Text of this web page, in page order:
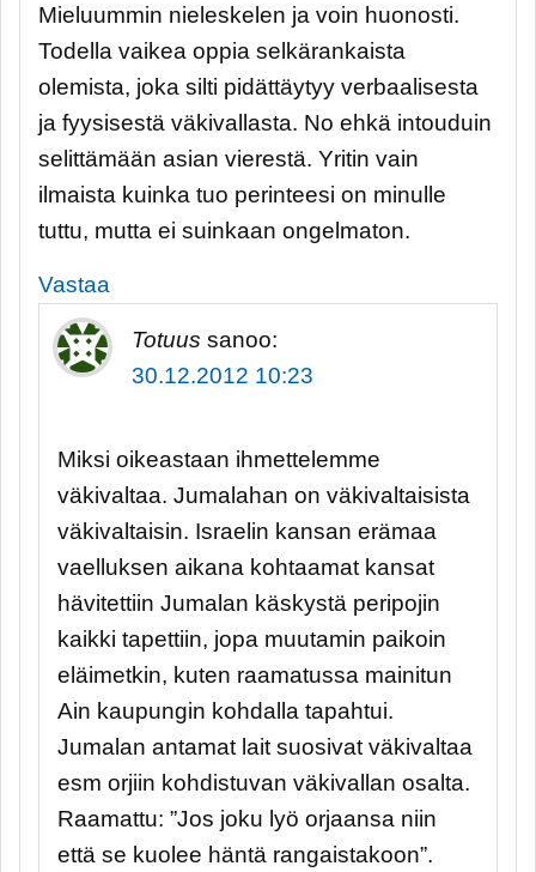
Mieluummin nieleskelen ja voin huonosti.
Todella vaikea oppia selkärankaista
olemista, joka silti pidättäytyy verbaalisesta
ja fyysisestä väkivallasta. No ehkä intouduin
selittämään asian vierestä. Yritin vain
ilmaista kuinka tuo perinteesi on minulle
tuttu, mutta ei suinkaan ongelmaton.
Vastaa
Totuus sanoo:
30.12.2012 10:23
Miksi oikeastaan ihmettelemme
väkivaltaa. Jumalahan on väkivaltaisista
väkivaltaisin. Israelin kansan erämaa
vaelluksen aikana kohtaamat kansat
hävitettiin Jumalan käskystä peripojin
kaikki tapettiin, jopa muutamin paikoin
eläimetkin, kuten raamatussa mainitun
Ain kaupungin kohdalla tapahtui.
Jumalan antamat lait suosivat väkivaltaa
esm orjiin kohdistuvan väkivallan osalta.
Raamattu: ”Jos joku lyö orjaansa niin
että se kuolee häntä rangaistakoon”.